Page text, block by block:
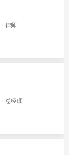
律师
总经理